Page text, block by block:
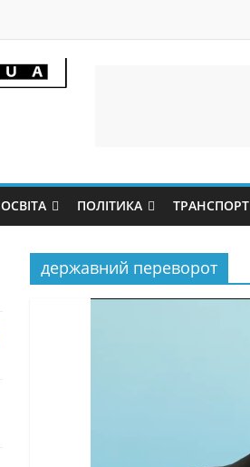
ОСВІТА ПОЛІТИКА ТРАНСПОРТ
державний переворот